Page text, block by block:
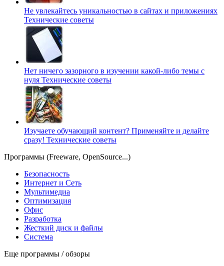
Не увлекайтесь уникальностью в сайтах и приложениях
Технические советы
Нет ничего зазорного в изучении какой-либо темы с
нуля Технические советы
Изучаете обучающий контент? Применяйте и делайте
сразу! Технические советы
Программы (Freeware, OpenSource...)
Безопасность
Интернет и Сеть
Мультимедиа
Оптимизация
Офис
Разработка
Жесткий диск и файлы
Система
Еще программы / обзоры